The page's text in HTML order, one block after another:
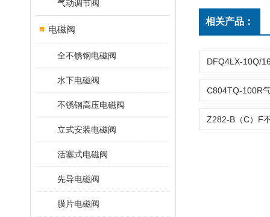
气动调节阀
电磁阀
全不锈钢电磁阀
水下电磁阀
不锈钢高压电磁阀
立式安装电磁阀
活塞式电磁阀
先导电磁阀
膜片电磁阀
相关产品：